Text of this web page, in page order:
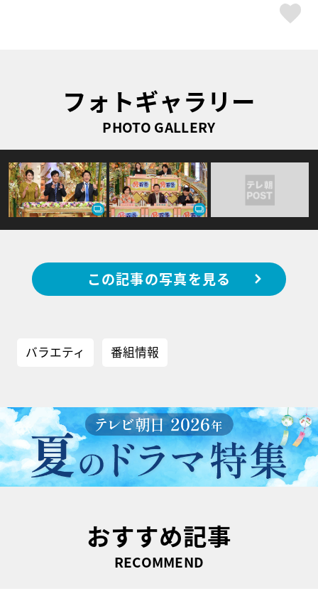
フォトギャラリー
PHOTO GALLERY
この記事の写真を見る
バラエティ 番組情報
おすすめ記事
RECOMMEND